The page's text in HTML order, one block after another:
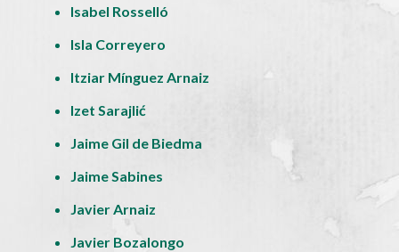
Isabel Rosselló
Isla Correyero
Itziar Mínguez Arnaiz
Izet Sarajlić
Jaime Gil de Biedma
Jaime Sabines
Javier Arnaiz
Javier Bozalongo